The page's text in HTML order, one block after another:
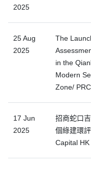
2025
25 Aug
2025
The
in the
Modern
Zone/
17 Jun
2025
招商蛇口
個綠建環
Capital HK